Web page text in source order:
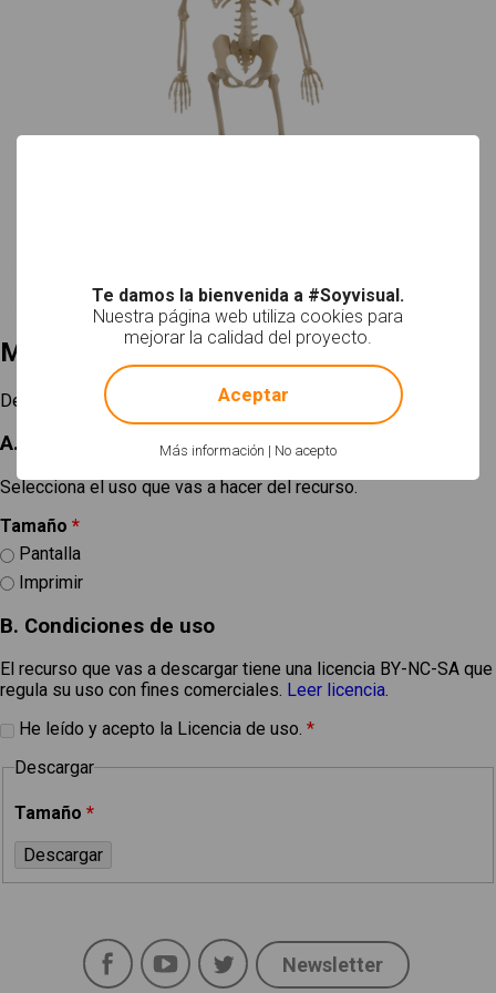
Mi selección
Descargar
A. Elige un tamaño
Selecciona el uso que vas a hacer del recurso.
Tamaño *
Pantalla
Imprimir
B. Condiciones de uso
El recurso que vas a descargar tiene una licencia BY-NC-SA que
regula su uso con fines comerciales. Leer licencia.
He leído y acepto la Licencia de uso. *
Descargar
Tamaño *
Social
FacebookYouTubeTwitter
Newsletter
Te damos la bienvenida a #Soyvisual.
Nuestra página web utiliza cookies para
mejorar la calidad del proyecto.
Más información | No acepto
! Not valid!
Aceptar